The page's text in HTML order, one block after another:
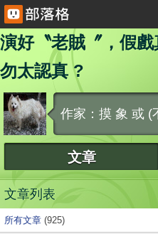
演好〝老賊〞，假
勿太認真 ?
作家：摸 象 或 (
文章
文章列表
所有文章 (925)